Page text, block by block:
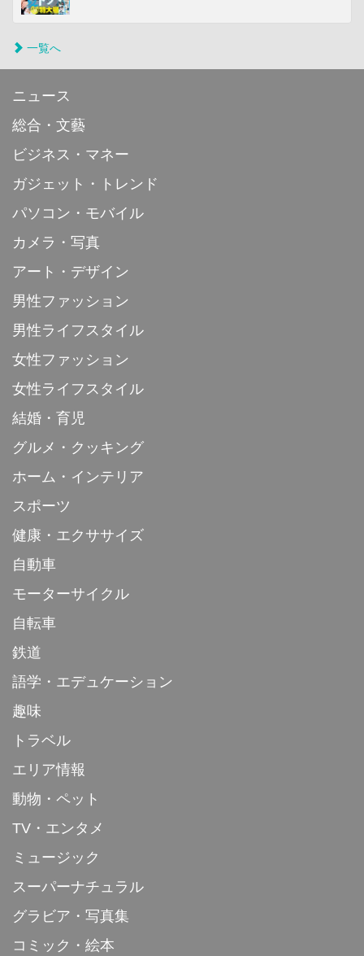
一覧へ
ニュース
総合・文藝
ビジネス・マネー
ガジェット・トレンド
パソコン・モバイル
カメラ・写真
アート・デザイン
男性ファッション
男性ライフスタイル
女性ファッション
女性ライフスタイル
結婚・育児
グルメ・クッキング
ホーム・インテリア
スポーツ
健康・エクササイズ
自動車
モーターサイクル
自転車
鉄道
語学・エデュケーション
趣味
トラベル
エリア情報
動物・ペット
TV・エンタメ
ミュージック
スーパーナチュラル
グラビア・写真集
コミック・絵本